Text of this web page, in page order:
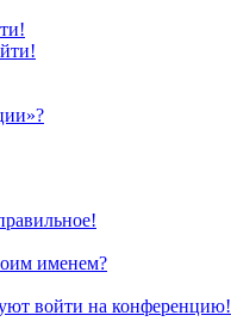
именем?
войти на конференцию!